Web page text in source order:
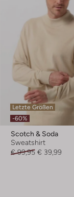
Letzte Größen
-60%
Scotch & Soda
Sweatshirt
€ 99,95 € 39,99